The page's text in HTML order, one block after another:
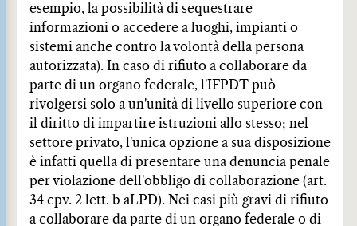
esempio, la possibilità di sequestrare
informazioni o accedere a luoghi, impianti o
sistemi anche contro la volontà della persona
autorizzata). In caso di rifiuto a collaborare da
parte di un organo federale, l'IFPDT può
rivolgersi solo a un'unità di livello superiore con
il diritto di impartire istruzioni allo stesso; nel
settore privato, l'unica opzione a sua disposizione
è infatti quella di presentare una denuncia penale
per violazione dell'obbligo di collaborazione (art.
34 cpv. 2 lett. b aLPD). Nei casi più gravi di rifiuto
a collaborare da parte di un organo federale o di